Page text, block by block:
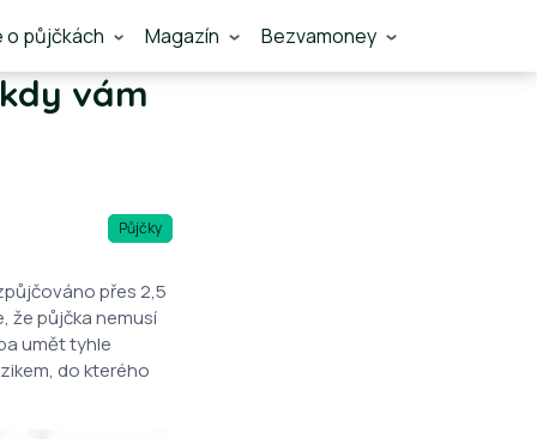
o půjčkách Magazín Bezvamoney
vám
Půjčky
přes 2,5
že půjčka nemusí
umět tyhle
do kterého